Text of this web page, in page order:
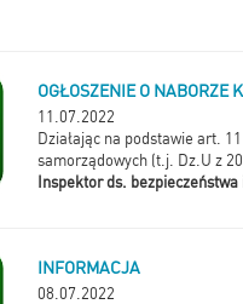
OGŁOSZENIE O NABORZE
11.07.2022
Działając na podstawie art.
samorządowych (t.j. Dz.U z
Inspektor ds.
INFORMACJA
08.07.2022